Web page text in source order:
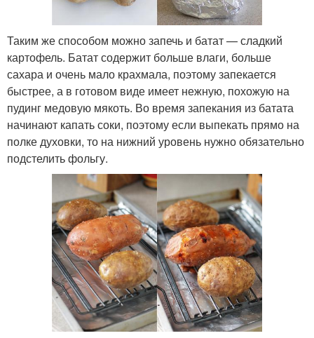
Таким же способом можно запечь и батат — сладкий
картофель. Батат содержит больше влаги, больше
сахара и очень мало крахмала, поэтому запекается
быстрее, а в готовом виде имеет нежную, похожую на
пудинг медовую мякоть. Во время запекания из батата
начинают капать соки, поэтому если выпекать прямо на
полке духовки, то на нижний уровень нужно обязательно
подстелить фольгу.